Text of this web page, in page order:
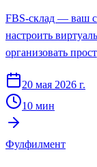
FBS-склад — ваш
настроить
организовать
20 мая 2026 г.
10 мин
Фулфилмент